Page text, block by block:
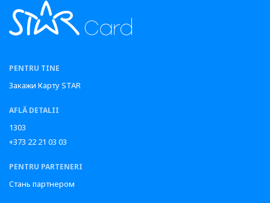
PENTRU TINE
Закажи Карту STAR
AFLĂ DETALII
1303
+373 22 21 03 03
PENTRU PARTENERI
Стань партнером